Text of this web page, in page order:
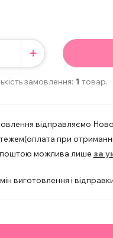
замовлення: 1 товар.
відправляємо
при
можлива лише за
виготовлення і